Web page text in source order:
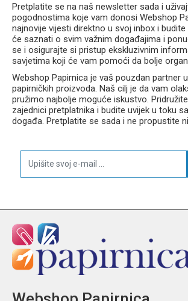
Pretplatite se na naš newsletter sada i
pogodnostima koje vam donosi Webshop
najnovije vijesti direktno u svoj inbox i
će saznati o svim važnim događajima i
se i osigurajte si pristup ekskluzivnim
savjetima koji će vam pomoći da bolje
Webshop Papirnica je vaš pouzdan partner
papirničkih proizvoda. Naš cilj je da vam
pružimo najbolje moguće iskustvo.
zajednici pretplatnika i budite uvijek u toku
događa. Pretplatite se sada i ne propustite